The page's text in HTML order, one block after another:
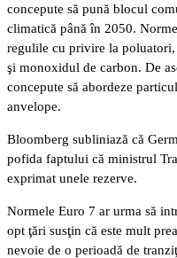
concepute să pună blocul
climatică până în 2050.
regulile cu privire la
şi monoxidul de carbon. De
concepute să abordeze
anvelope.
Bloomberg subliniază că
pofida faptului că ministrul
exprimat unele rezerve.
Normele Euro 7 ar urma să
opt ţări susţin că este mult
nevoie de o perioadă de